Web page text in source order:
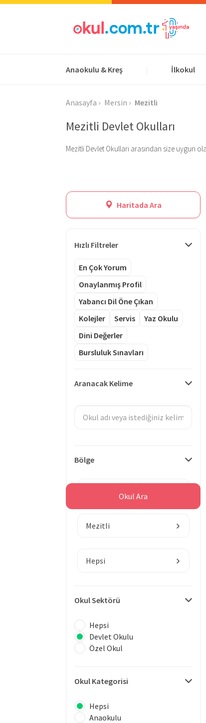
Anaokulu & Kreş İlkokul
Anasayfa Mersin Mezitli
Mezitli Devlet Okulları
Mezitli Devlet Okulları arasından size uygun
Haritada Ara
Hızlı Filtreler
En Çok Yorum
Onaylanmış Profil
Yabancı Dil Öne Çıkan
Kolejler
Servis
Yaz Okulu
Dini Değerler
Bursluluk Sınavları
Aranacak Kelime
Bölge
Mezitli
Hepsi
Okul Sektörü
Hepsi
Devlet Okulu
Özel Okul
Okul Kategorisi
Hepsi
Anaokulu
Okul Ara